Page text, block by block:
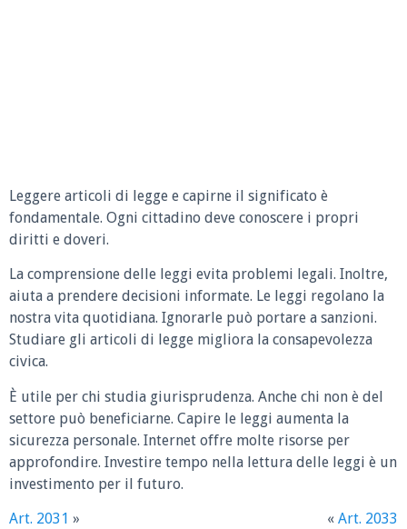
Leggere articoli di legge e capirne il significato è
fondamentale. Ogni cittadino deve conoscere i propri
diritti e doveri.
La comprensione delle leggi evita problemi legali. Inoltre,
aiuta a prendere decisioni informate. Le leggi regolano la
nostra vita quotidiana. Ignorarle può portare a sanzioni.
Studiare gli articoli di legge migliora la consapevolezza
civica.
È utile per chi studia giurisprudenza. Anche chi non è del
settore può beneficiarne. Capire le leggi aumenta la
sicurezza personale. Internet offre molte risorse per
approfondire. Investire tempo nella lettura delle leggi è un
investimento per il futuro.
Art. 2031 » « Art. 2033